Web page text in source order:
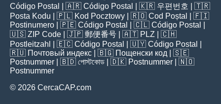
Código Postal
| 🇦🇷 Código Postal | 🇰🇷 우편번호
| 🇹🇷
Posta Kodu | 🇵🇱 Kod Pocztowy | 🇷🇴 Cod Poștal
| 🇫🇮
Postinumero | 🇵🇪 Código Postal | 🇨🇱 Código Postal
🇺🇸 ZIP Code | 🇯🇵 郵便番号 | 🇦🇹 PLZ | 🇨🇭
Postleitzahl
| 🇪🇨 Código Postal | 🇺🇾 Código Postal
🇷🇺 Почтовый индекс | 🇧🇬 Пощенски код | 🇸🇪
Postnummer | 🇧🇩 পোস্টকোড | 🇩🇰 Postnummer | 🇳🇴
Postnummer
© 2026 CercaCAP.com